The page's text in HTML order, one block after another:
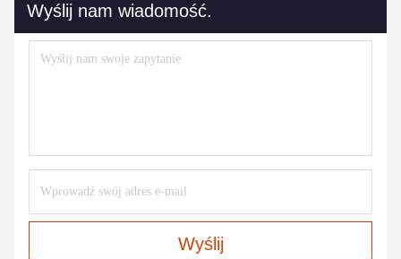
Wyślij nam wiadomość.
Wyślij